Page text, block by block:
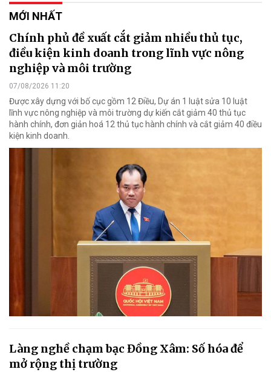
MỚI NHẤT
Chính phủ đề xuất cắt giảm nhiều thủ tục,
điều kiện kinh doanh trong lĩnh vực nông
nghiệp và môi trường
07/08/2026 11:20
Được xây dựng với bố cục gồm 12 Điều, Dự án 1 luật sửa 10 luật
lĩnh vực nông nghiệp và môi trường dự kiến cắt giảm 40 thủ tục
hành chính, đơn giản hoá 12 thủ tục hành chính và cắt giảm 40 điều
kiện kinh doanh.
Làng nghề chạm bạc Đồng Xâm: Số hóa để
mở rộng thị trường